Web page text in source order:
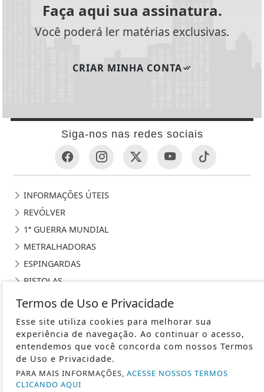
Faça aqui sua assinatura.
Você poderá ler matérias exclusivas.
CRIAR MINHA CONTA
Siga-nos nas redes sociais
INFORMAÇÕES ÚTEIS
REVÓLVER
1ª GUERRA MUNDIAL
METRALHADORAS
ESPINGARDAS
PISTOLAS
HISTÓRIA
FABRICANTES DE ARMAS
CURIOSIDADES
2ª GUERRA MUNDIAL
CAÇA
Termos de Uso e Privacidade
Esse site utiliza cookies para melhorar sua
experiência de navegação. Ao continuar o acesso,
entendemos que você concorda com nossos Termos
de Uso e Privacidade.
PARA MAIS INFORMAÇÕES, ACESSE NOSSOS TERMOS
CLICANDO AQUI